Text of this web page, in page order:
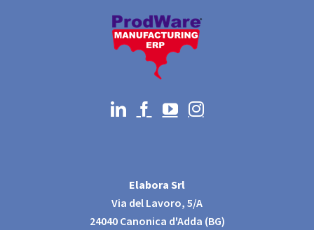
Elabora Srl
Via del Lavoro, 5/A
24040 Canonica d'Adda (BG)